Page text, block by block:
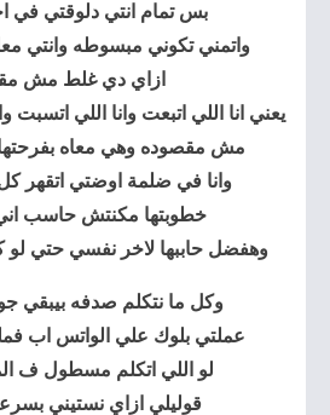
بس تمام انتي دلوقتي في
واتمني تكوني مبسوطه وانتي
ازاي دي غلط مش
يعني انا اللي اتبعت وانا اللي
مش مقصوده وهي معاه
وانا في ضلمة اوضتي اتقهر
خطوبتها مكنتش حاسب
وهفضل حاببها لاخر نفسي حتي لو
وكل ما نتكلم صدفه بيبقي
عملتي بلوك علي الواتس اب
لو اللي اتكلم مسطول ف
قوليلي ازاي نستيني بسرعه ١٥